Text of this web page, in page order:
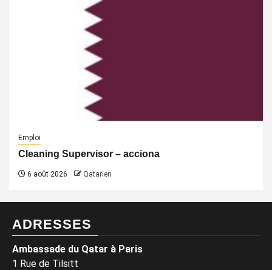
Emploi
Cleaning Supervisor – acciona
6 août 2026 Qatarien
ADRESSES
Ambassade du Qatar à Paris
1 Rue de Tilsitt